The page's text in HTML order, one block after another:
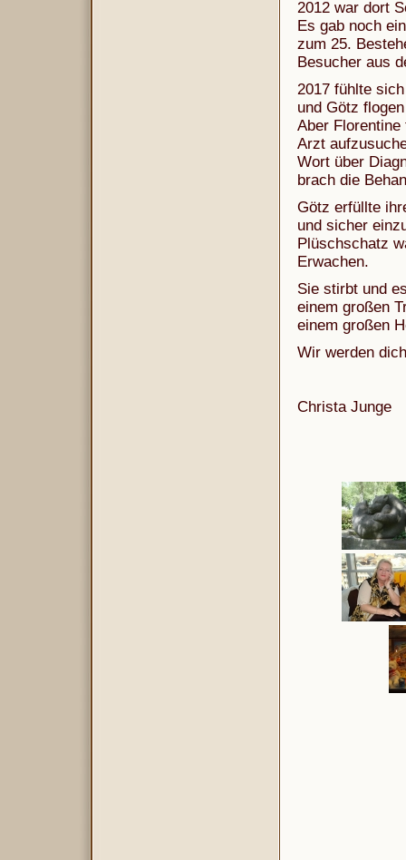
2012 war dort
Es gab noch
zum 25.
Besucher aus
2017 fühlte
und Götz
Aber
Arzt
Wort über
brach die
Götz erfüllte
und sicher
Plüschschatz
Erwachen.
Sie stirbt und
einem großen
einem großen
Wir werden
Christa Junge